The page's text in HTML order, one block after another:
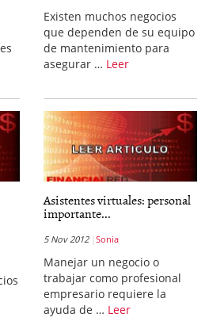
Existen muchos negocios
que dependen de su equipo
de mantenimiento para
asegurar … Leer
Asistentes virtuales: personal
importante...
5 Nov 2012 Sonia
Manejar un negocio o
trabajar como profesional
empresario requiere la
ayuda de … Leer